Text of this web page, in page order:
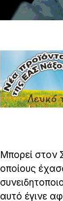
Μπορεί στον
οποίους
αυτό έγινε